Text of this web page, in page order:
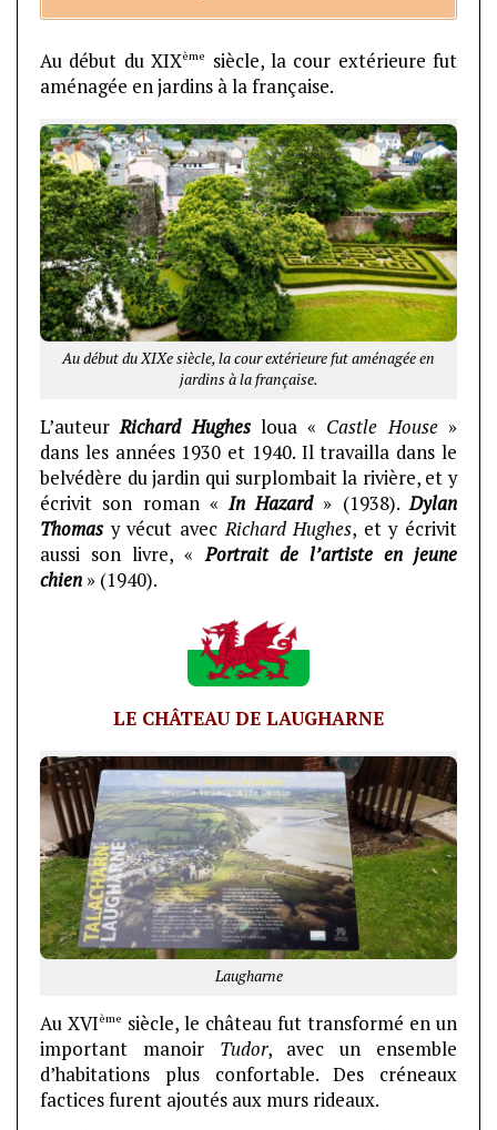
Au début du XIXème
siècle, la cour extérieure fut
aménagée en jardins à la française.
Au début du XIXe siècle, la cour extérieure fut aménagée en
jardins à la française.
L’auteurRichard Hughesloua « Castle House»
dans les années 1930 et 1940. Il travailla dans le
belvédère du jardin qui surplombait la rivière, et y
écrivit son roman « In Hazard» (1938).Dylan
Thomasy vécut avecRichard Hughes, et y écrivit
aussi son livre, «Portrait de l’artiste en jeune
chien » (1940).
LE CHÂTEAU DE LAUGHARNE
Laugharne
Au XVIème siècle, le château fut transformé en un
important manoir Tudor, avec un ensemble
d’habitations plus confortable. Des créneaux
factices furent ajoutés aux murs rideaux.